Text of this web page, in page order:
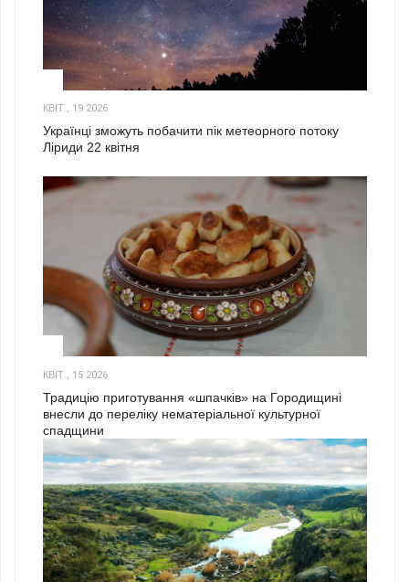
КВІТ., 19 2026
Українці зможуть побачити пік метеорного потоку
Ліриди 22 квітня
КВІТ., 15 2026
Традицію приготування «шпачків» на Городищині
внесли до переліку нематеріальної культурної
спадщини